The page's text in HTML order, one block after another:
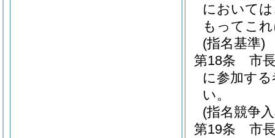
において
もってこ
(指名基準)
第18条
市
に参加す
い。
(指名競争
第19条
市